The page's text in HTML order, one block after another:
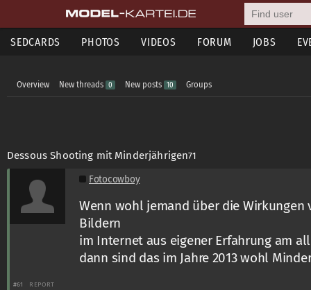
SEDCARDS PHOTOS VIDEOS FORUM JOBS
Overview New threads 0 New posts 10 Groups
Dessous Shooting mit Minderjährigen71
Fotocowboy
Wenn wohl jemand über die
Bildern
im Internet aus eigener Erfahrung am
dann sind das im Jahre 2013 wohl
#61 REPORT